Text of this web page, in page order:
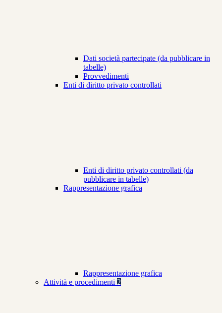
Dati società partecipate (da pubblicare in
tabelle)
Provvedimenti
Enti di diritto privato controllati
Enti di diritto privato controllati (da
pubblicare in tabelle)
Rappresentazione grafica
Rappresentazione grafica
Attività e procedimenti 2